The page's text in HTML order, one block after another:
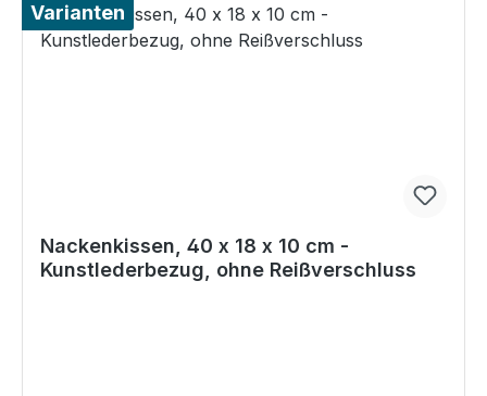
Varianten
Nackenkissen, 40 x 18 x 10 cm -
Kunstlederbezug, ohne Reißverschluss